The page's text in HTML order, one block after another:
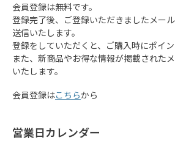
会員登録は無料です。
登録完了後、ご登録いただきましたメー
送信いたします。
登録をしていただくと、ご購入時にポイン
また、新商品やお得な情報が掲載された
いたします。
会員登録はこちらから
営業日カレンダー